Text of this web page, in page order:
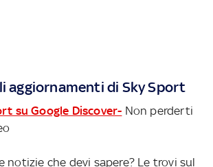
aggiornamenti di Sky Sport
su Google Discover- Non perderti
notizie che devi sapere? Le trovi sul